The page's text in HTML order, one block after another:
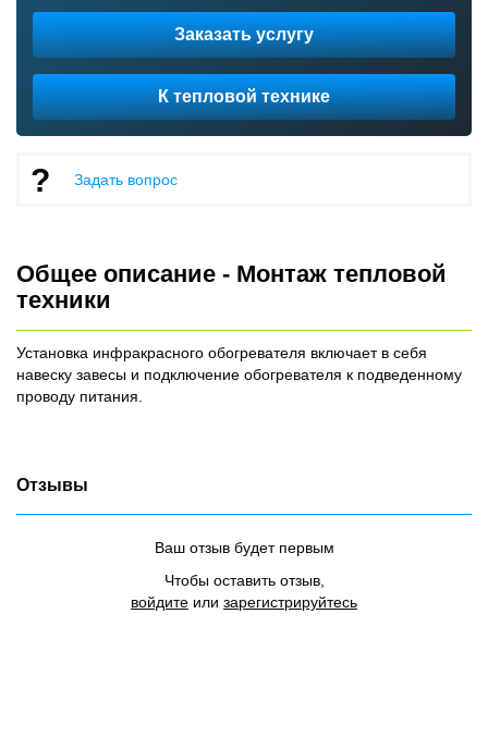
Заказать услугу
К тепловой технике
Задать вопрос
Общее описание - Монтаж тепловой
техники
Установка инфракрасного обогревателя включает в себя
навеску завесы и подключение обогревателя к подведенному
проводу питания.
Отзывы
Ваш отзыв будет первым
Чтобы оставить отзыв,
войдите или зарегистрируйтесь